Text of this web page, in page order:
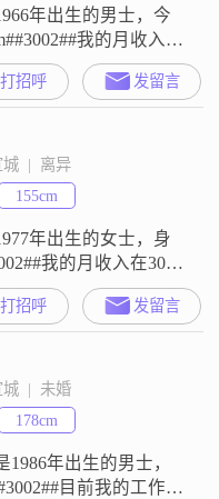
年出生的男士，今
我的月收入在
之间，现在在宣城工
的学历是高中及以下
个人平时比较稳重可
，不浮躁##3002##大
稳重，遇到事情能冷
在与人相处的时
持真诚可靠的
打招呼 发留言
|  离异
155cm
年出生的女士，身
我的月收入在3001
，现在在宣城工作
学历是高中及以下
一个温柔体贴的人，
影和追剧，也常做有
态##3002##在生活
极简主义者，习惯简
##3002##在感
打招呼 发留言
|  未婚
178cm
1986年出生的男士，
目前我的工作地